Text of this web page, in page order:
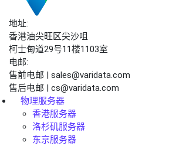
地址:
香港油尖旺区尖沙咀
柯士甸道29号11楼1103室
电邮:
售前电邮 | sales@varidata.com
售后电邮 | cs@varidata.com
物理服务器
香港服务器
洛杉矶服务器
东京服务器